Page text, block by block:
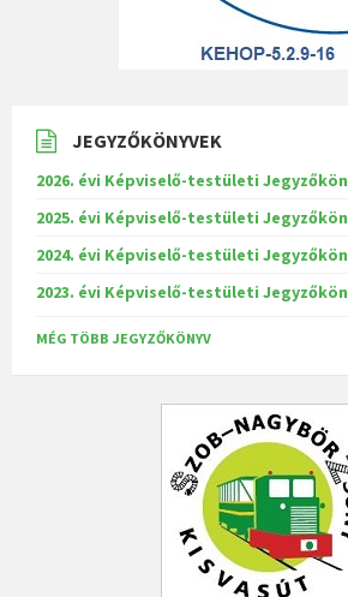
JEGYZŐKÖNYVEK
2026. évi Képviselő-testületi
2025. évi Képviselő-testületi
2024. évi Képviselő-testületi
2023. évi Képviselő-testületi
MÉG TÖBB JEGYZŐKÖNYV